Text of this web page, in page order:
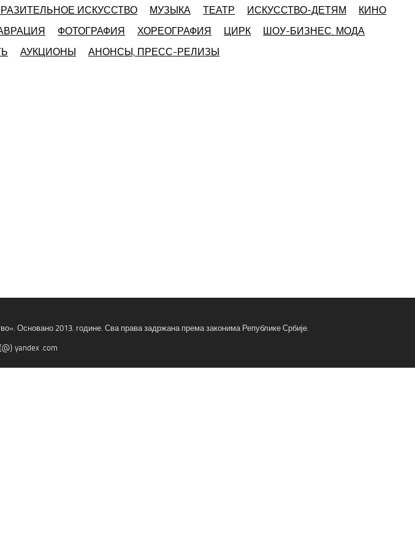
ИСКУССТВО МУЗЫКА ТЕАТР ИСКУССТВО-ДЕТЯМ
КИНО
ФОТОГРАФИЯ ХОРЕОГРАФИЯ ЦИРК
ШОУ-БИЗНЕС. МОДА
АУКЦИОНЫ АНОНСЫ, ПРЕСС-РЕЛИЗЫ
Основано 2013. године. Сва права задржана према законима Републике Србије.
yandex .com
x-